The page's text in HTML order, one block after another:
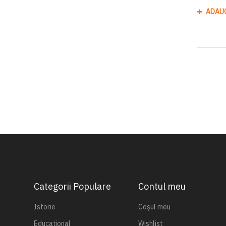
Categorii Populare
Istorie
Educațional
Contul meu
Coșul meu
Wishlist